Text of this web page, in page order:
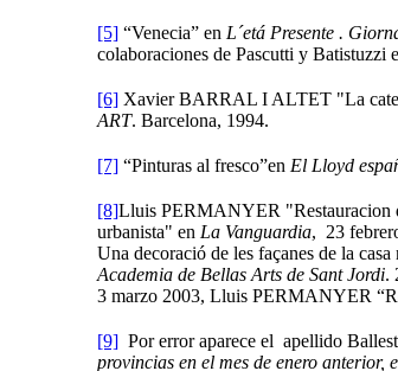
[5] “Venecia” en L´etá Presente .
colaboraciones de Pascutti y Batistuzzi
[6] Xavier BARRAL I ALTET "La
ART. Barcelona, 1994.
[7] “Pinturas al fresco”en El Lloyd
[8]Lluis PERMANYER "Restauracion
urbanista" en La Vanguardia, 23
Una decoració de les façanes de la
Academia de Bellas Arts de Sant Jordi.
3 marzo 2003, Lluis PERMANYER
[9] Por error aparece el apellido
provincias en el mes de enero